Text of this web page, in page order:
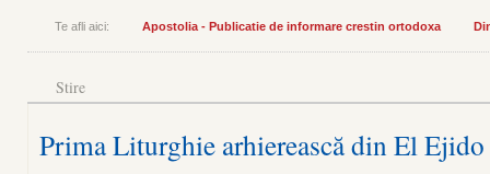
Te afli aici: Apostolia - Publicatie de informare crestin ortodoxa
Stire
Prima Liturghie arhierească din El Ejido